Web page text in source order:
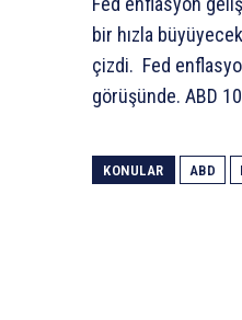
bir hızla
çizdi. Fed
görüşünde. ABD
KONULAR ABD